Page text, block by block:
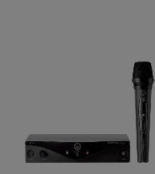
Підсилювачі
Підсилювачі